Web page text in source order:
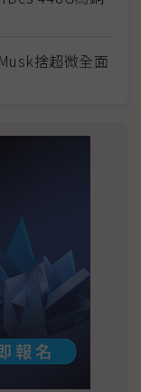
捨超微全面